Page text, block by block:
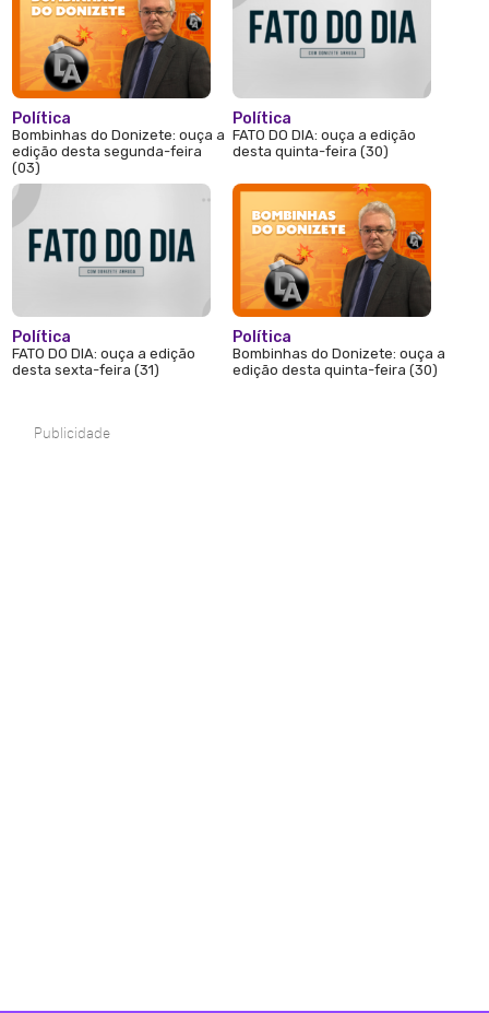
Política
Bombinhas do Donizete: ouça a
edição desta segunda-feira
(03)
Política
FATO DO DIA: ouça a edição
desta sexta-feira (31)
Política
FATO DO DIA: ouça a edição
desta quinta-feira (30)
Política
Bombinhas do Donizete: ouça a
edição desta quinta-feira (30)
Publicidade